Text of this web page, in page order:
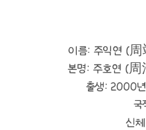
이름: 주익연 (
본명: 주호연 (
출생: 2000
국
신